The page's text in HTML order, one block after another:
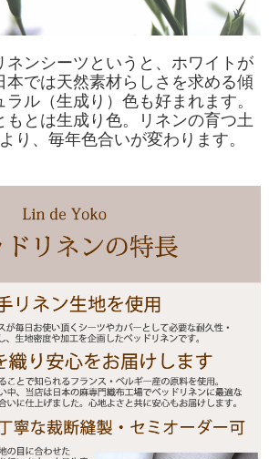
ネンシーツというと、ホワイトが
本では天然素材らしさを求める傾
ル（生成り）色も好まれます。
もとは生成り色。リネンの育つ土
り、毎年色合いが変わります。